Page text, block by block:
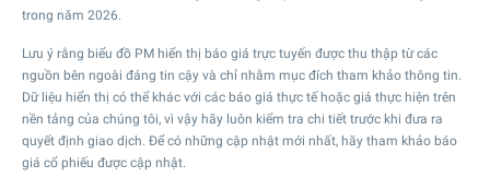
trong năm 2026.
Lưu ý rằng biểu đồ PM hiển thị báo giá trực tuyến được thu thập từ các
nguồn bên ngoài đáng tin cậy và chỉ nhằm mục đích tham khảo thông tin.
Dữ liệu hiển thị có thể khác với các báo giá thực tế hoặc giá thực hiện trên
nền tảng của chúng tôi, vì vậy hãy luôn kiểm tra chi tiết trước khi đưa ra
quyết định giao dịch. Để có những cập nhật mới nhất, hãy tham khảo báo
giá cổ phiếu được cập nhật.